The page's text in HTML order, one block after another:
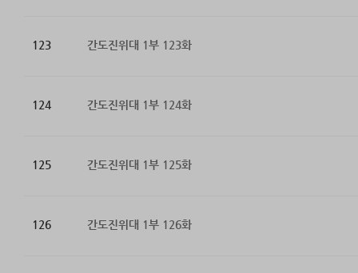
123 간도진위대 1부 123화
124 간도진위대 1부 124화
125 간도진위대 1부 125화
126 간도진위대 1부 126화